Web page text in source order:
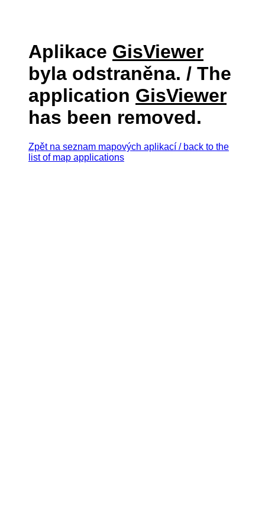
Aplikace GisViewer
byla odstraněna. / The
application GisViewer
has been removed.
Zpět na seznam mapových aplikací / back to the
list of map applications